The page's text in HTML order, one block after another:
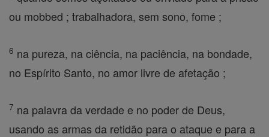
ou mobbed ; trabalhadora, sem sono, fome ;
6 na pureza, na ciência, na paciência, na bondade,
no Espírito Santo, no amor livre de afetação ;
7 na palavra da verdade e no poder de Deus,
usando as armas da retidão para o ataque e para a